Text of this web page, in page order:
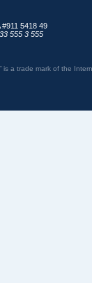
#911 5418 49
555 3 555
is a trade mark of the